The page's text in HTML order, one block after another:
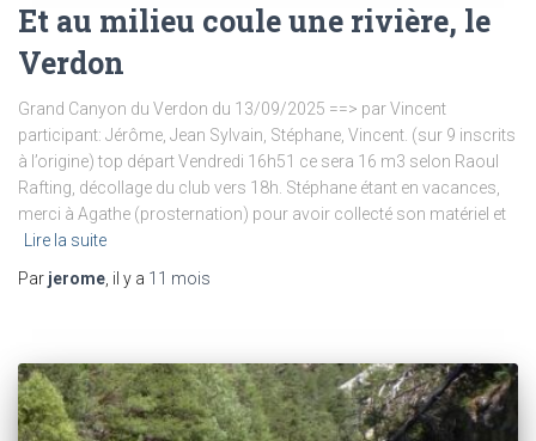
Et au milieu coule une rivière, le
Verdon
Grand Canyon du Verdon du 13/09/2025 ==> par Vincent
participant: Jérôme, Jean Sylvain, Stéphane, Vincent. (sur 9 inscrits
à l’origine) top départ Vendredi 16h51 ce sera 16 m3 selon Raoul
Rafting, décollage du club vers 18h. Stéphane étant en vacances,
merci à Agathe (prosternation) pour avoir collecté son matériel et
Lire la suite
Par jerome, il y a 11 mois